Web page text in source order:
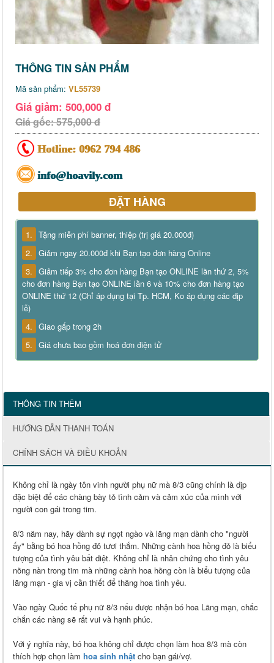
THÔNG TIN SẢN PHẨM
Mã sản phẩm: VL55739
Giá giảm: 500,000 đ
Giá gốc: 575,000 đ
Hotline: 0962 794 486
info@hoavily.com
ĐẶT HÀNG
1. Tặng miễn phí banner, thiệp (trị giá 20.000đ)
2. Giảm ngay 20.000đ khi Bạn tạo đơn hàng Online
3. Giảm tiếp 3% cho đơn hàng Bạn tạo ONLINE lần thứ 2, 5%
cho đơn hàng Bạn tạo ONLINE lần 6 và 10% cho đơn hàng tạo
ONLINE thứ 12 (Chỉ áp dụng tại Tp. HCM, Ko áp dụng các dịp
lễ)
4. Giao gấp trong 2h
5. Giá chưa bao gồm hoá đơn điện tử
THÔNG TIN THÊM
HƯỚNG DẪN THANH TOÁN
CHÍNH SÁCH VÀ ĐIỀU KHOẢN
Không chỉ là ngày tôn vinh người phụ nữ mà 8/3 cũng chính là dịp
đặc biệt để các chàng bày tỏ tình cảm và cảm xúc của mình với
người con gái trong tim.
8/3 năm nay, hãy dành sự ngọt ngào và lãng mạn dành cho "người
ấy" bằng bó hoa hồng đỏ tươi thắm. Những cành hoa hồng đỏ là biểu
tượng của tình yêu bất diệt. Không chỉ là nhân chứng cho tình yêu
nồng nàn trong tim mà những cành hoa hồng còn là biểu tượng của
lãng mạn - gia vị cần thiết để thăng hoa tình yêu.
Vào ngày Quốc tế phụ nữ 8/3 nếu được nhận bó hoa Lãng mạn, chắc
chắn các nàng sẽ rất vui và hạnh phúc.
Với ý nghĩa này, bó hoa không chỉ được chọn làm hoa 8/3 mà còn
thích hợp chọn làm hoa sinh nhật cho bạn gái/vợ.